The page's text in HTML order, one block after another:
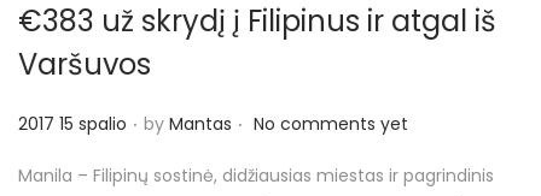
€383 už skrydį į Filipinus ir atgal iš
Varšuvos
P
s
2017 15 spalio . by Mantas . No comments yet
Manila – Filipinų sostinė, didžiausias miestas ir pagrindinis